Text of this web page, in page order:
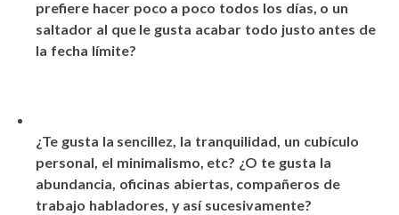
prefiere hacer poco a poco todos los días, o un
saltador al que le gusta acabar todo justo antes de
la fecha límite?
¿Te gusta la sencillez, la tranquilidad, un cubículo
personal, el minimalismo, etc? ¿O te gusta la
abundancia, oficinas abiertas, compañeros de
trabajo habladores, y así sucesivamente?